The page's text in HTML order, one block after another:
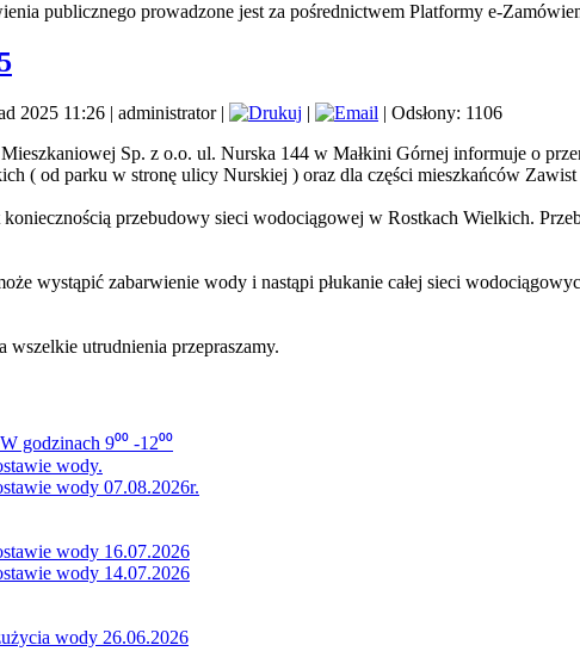
publicznego prowadzone jest za pośrednictwem Platformy e-
2025 11:26 | administrator| |
| Odsłony: 1106
Sp. z o.o. ul. Nurska 144 w Małkini Górnej informuje o
( od parku w stronę ulicy Nurskiej ) oraz dla części mieszkańców
przebudowy sieci wodociągowej w Rostkach Wielkich.
wystąpić zabarwienie wody i nastąpi płukanie całej sieci
przepraszamy.
godzinach 9⁰⁰ -12⁰⁰
wody.
wody 07.08.2026r.
wody 16.07.2026
wody 14.07.2026
wody 26.06.2026